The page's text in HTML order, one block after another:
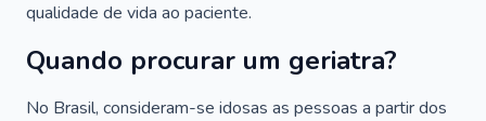
qualidade de vida ao paciente.
Quando procurar um geriatra?
No Brasil, consideram-se idosas as pessoas a partir dos